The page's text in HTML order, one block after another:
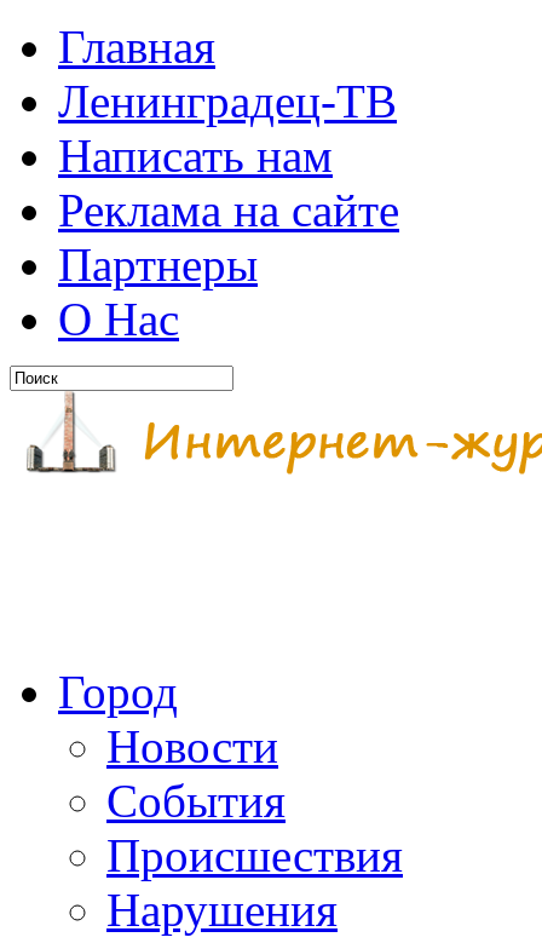
Главная
Ленинградец-ТВ
Написать нам
Реклама на сайте
Партнеры
О Нас
Город
Новости
События
Происшествия
Нарушения